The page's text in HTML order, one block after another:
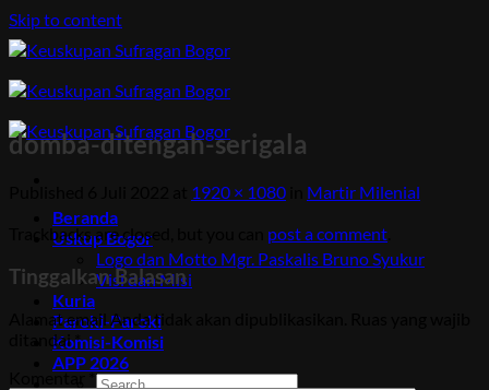
Skip to content
Beranda
Uskup Bogor
Logo dan Motto Mgr. Paskalis Bruno Syukur
Visi dan Misi
Kuria
Paroki-Paroki
Komisi-Komisi
APP 2026
domba-ditengah-serigala
1920 × 1080
Martir Milenial
Trackbacks are closed, but you can post a comment
Tinggalkan Balasan
Alamat email Anda tidak akan dipublikasikan.
ditandai*
Komentar*